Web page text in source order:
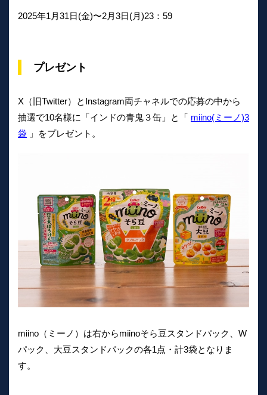
2025年1月31日(金)〜2月3日(月)23：59
プレゼント
X（旧Twitter）とInstagram両チャネルでの応募の中から
抽選で10名様に「インドの青鬼３缶」と「 miino(ミーノ)3
袋 」をプレゼント。
miino（ミーノ）は右からmiinoそら豆スタンドパック、W
パック、大豆スタンドパックの各1点・計3袋となりま
す。